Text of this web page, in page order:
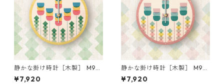
静かな掛け時計［木製］ M90
06-tampopo
¥7,920
静かな掛け時計［木製］ M90
05-lavender
¥7,920